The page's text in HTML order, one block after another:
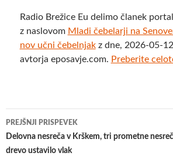
Radio Brežice Eu delimo članek
z naslovom Mladi čebelarji na
nov učni čebelnjakz dne, 2026-05-
avtorja eposavje.com. Preberite
Krmarjenje
po
PREJŠNJI PRISPEVEK
Delovna nesreča v Krškem, tri prometne
drevo ustavilo vlak